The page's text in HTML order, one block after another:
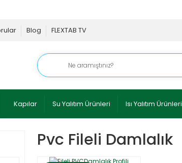
Blog FLEXTAB TV
Kapılar Su Yalıtım Ürünleri Isı Yalıtım Ürünleri
Pvc Fileli Damlalık